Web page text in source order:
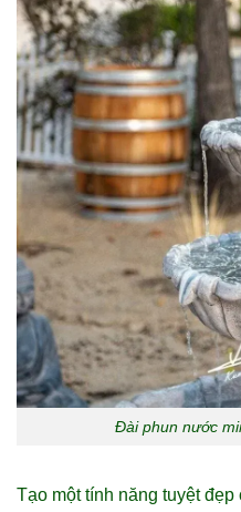
Đài phun nước
Tạo một tính năng tuyệt